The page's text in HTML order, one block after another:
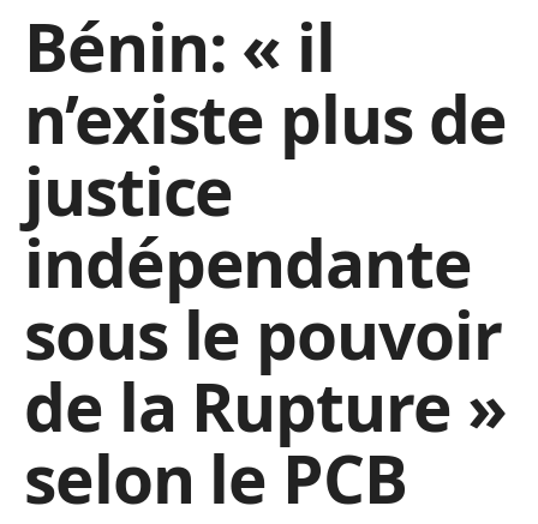
Bénin: « il
n’existe plus de
justice
indépendante
sous le pouvoir
de la Rupture »
selon le PCB